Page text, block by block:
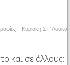
– Κυριακή ΣΤ’ Λουκά
και σε άλλους: